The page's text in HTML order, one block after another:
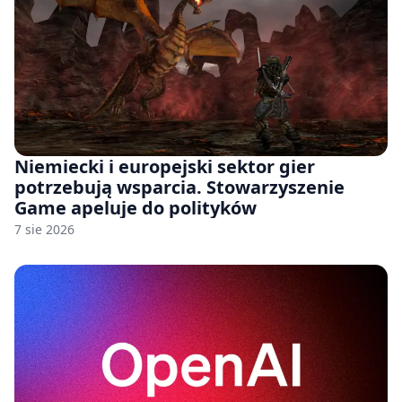
Niemiecki i europejski sektor gier
potrzebują wsparcia. Stowarzyszenie
Game apeluje do polityków
7 sie 2026